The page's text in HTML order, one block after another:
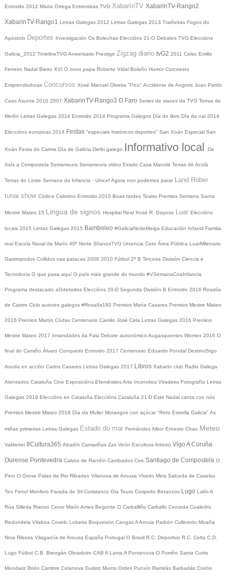
Entroido 2012 Marta Ortega Entrevistas TVG XabarínTV XabarinTV-Rango2
XabarinTV-Rango1 Letras Galegas 2012 Letras Galegas 2013 Traiñeiras Fogos do
Apóstolo Deportes Investigación Os Bolechas Eleccións 21-O Debates TVG Eleccións
Galicia_2012 TimelineTVG Aniversario Prestige Zigzag diario tvG2 2011 Celso Emilio
Ferreiro Nadal Bieito XVI O novo papa Roberto Vidal Bolaño Humor Corcoesto
Emprendedoras Concursos Xosé Manuel Olveira "Pico" Accidente de Angrois Juan Pardo
Caso Asunta 2010 2007 XabarinTV-Rango3 O Faro Series de viaxes da TVG Terras de
Merlín Letras Galegas 2014 Entroido 2014 Programa Galegos Día do libro Día da nai 2014
Eleccións europeas 2014 Festas "especiais históricos deportes" San Xoán Especial San
Xoán Festa do Carme Día de Galicia Derbi galego Informativo local De
Asís a Compostela Serramoura Serramoura video Eirado Casa Manola Terras de Acolá
Terras do Leste Semana da Infancia - UnicefAgora non podemos parar Land Rober
tunai show Códice Calixtino Entroido 2015 Boas tardes Teatro Premios Semana Santa
Mestre Mateo 15 Lingua de signos Hospital Real Xosé R. Gayoso Luar Eleccións
locais 2015 Letras Galegas 2015 Bamboleo #GaliciaNoiteMeiga Educación Infantil Familia
real Escola Naval de Marín 40º Norte 30anosTVG Urxencia Cero Área Pública LuarMilenario
Gastropodos Collidos nas patacas 2008 2010 Fútbol 2ª B Terceira División Ciencia e
Tecnoloxía O que pasa aquí O país máis grande do mundo #VSemanaCoaInfancia
Programa destacado aGdetodos Eleccións 20-D Segunda División B Entroido 2016 Rosalía
de Castro Ciclo autores galegos #Rosalía180 Premios María Casares Premios Mestre Mateo
2016 Premios Martín Códax Centenario Camilo José Cela Letras Galegas 2016 Premios
Mestre Mateo 2017 Irmandades da Fala Debate autonómico Augasquentes Womex 2016 O
final do Camiño Álvaro Cunqueiro Entroido 2017 Centenario Eduardo Pondal DestinoStgo
Axuda en acción Carlos Casares Letras Galegas 2017 Libros Xabarín club Radio Galega
Atentados Cataluña Cine Exposicións EfeméridesArte Incendios Viradeira Fotografía Letras
Galegas 2018 Eleccións en Cataluña Eleccións Cataluña 21-D Este Nadal canta con nós
Premios Mestre Mateo 2018 Día da Muller Morangos con açúcar "Reto Estrella Galicia" As
miñas primeiras Letras Galegas Estado do mar Fernández Albor Ernesto Chao Meteo
Valderrei #Cultura365 Abadín Camariñas Zas Verín Escultura Arteixo Vigo A Coruña
Ourense Pontevedra Calvos de Randín Cambados Cee Santiago de Compostela O
Pino O Grove Palas de Rei Ribadeo Vilanova de Arousa Viveiro Meis Salceda de Caselas
Teo Ferrol Monfero Parada de Sil Coristanco Oia Touro Cospeito Betanzos Lugo Lalín A
Rúa Silleda Rianxo Cervo Marín Ames Begonte O Carballiño Carballo Cerceda Cualedro
Redondela Vilaboa Covelo Lobeira Boqueixón CangasA Arnoia Padrón Culleredo Moaña
Noia Ribeira Vilagarcía de Arousa España Portugal O Brasil R.C. Deportivo R.C. Celta C.D.
Lugo Fútbol C.B. Breogán Obradoiro CAB A Lama A Pontenova O Porriño Sarria Curtis
Mondariz Brión Cambre Celanova Guitiriz Muros Ordes Punxín Ramirás Barbadás Coirós